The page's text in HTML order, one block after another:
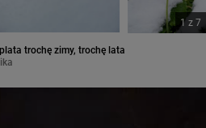
1 z 7
trochę zimy, trochę lata